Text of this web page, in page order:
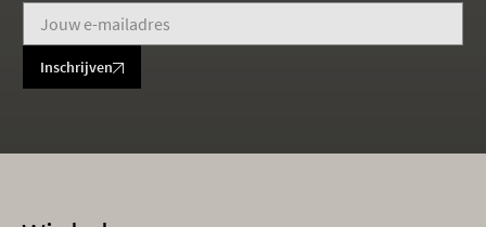
Inschrijven